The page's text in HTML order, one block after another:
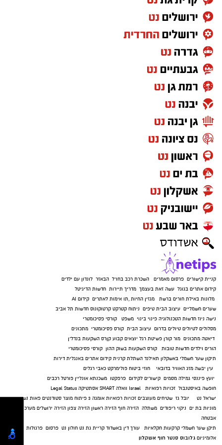
הפועלים בניגוד לחוק ולפעול נגד המעורבים בהם,
במטרה לשמור על ביטחון הציבור ואיכות חייו".
מצ"ב תמונות.
קרדיט: דוברות המשטרה.
להורדת האפליקציה לחצו כאן
סגן מפקד תחנת אשקלון, רפ"ק דורון ששון, מסר:
"שוטרי ובלשי תחנת אשקלון פועלים באופן יזום
ונחוש נגד מחוללי פשיעה וגורמים עברייניים, תוך
הסתמכות על מודיעין איכותי ופעילות מבצעית
ממוקדת. נמשיך לפעול לסיכול עבירות אלימות
ולהרחקת אמצעי תקיפה מהמרחב הציבורי, למען
ביטחון הציבור".
מצ"ב תמונה
קרדיט: דוברות המשטרה.
להורדת האפליקציה לחצו כאן
קניית קישורים פרסום מאמרים השכרת רכב בחו"ל הבאזר לונדון עם ילדים
קידום אתרים בגוגל עשה זאת בעצמך מדריך תיירות חדשות הדיגיטל
מלונות באילת חורים ברשת מגזין החיות ,תו אימות לאתרים קידום AI
שערים חשמליים עיצוב הבית טיפים ניתוח קטרקט קרטוקונוס חדשות תל אביב
נישה ניוז חדשות הטכנולוגיה פינוי בינוי משפט
קורסי פסיכומטרי
מסלולים לטיולים טיולים בדרום עיצוב הבית קורס פסיכומטרי מתכונים
דיאטה מתכונים מור קורן פשיטת רגל יוצאים קבוע קןרס השקעות בנדל"ן
הורים וילדים חדשות טובות קורס השקעות בשוק ההון קורסי פסיכומטרי
תיקון שער חשמלי באשקלון תאילנד השתלת קרנית קידום אתרים באנגלית דירות
עין יבשה מזג האוויר בדובאי חוזי ביטוח פולימרקט כאבי רגלים
יועץ פיננסי גמילה מסמים קישורים לקידום פרפקטו משכנתא אונליין פורטל רכבים
חופשה באיסטנבול זכויות רפואיות Israel וואלה SMART אסתטיקה Legal Status
ישראל נט
יובל גז שטיחים מעוצבים זכויות רפואיות אומגה 3 פיתוח מוצר סטודנטים פאות נשים
מוניות בת ים ניקוי ריפודים משתלה הזירה חוף הזירה ראשון הזירה צפון הזירה ירושלים מערכות
אבטחה
תיקן שער חשמלי קרקעות חקלאיות עורך דין באשדוד קריית גת נט חולון נט פרסום פרגולות
אלומיניום גלובוס סנטר חוף אשקלון